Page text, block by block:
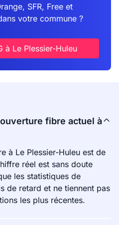
SFR, Free et
votre commune ?
à Le Plessier-Huleu
fibre actuel à
à Le Plessier-Huleu est de
réel est sans doute
les statistiques de
de retard et ne tiennent pas
les plus récentes.